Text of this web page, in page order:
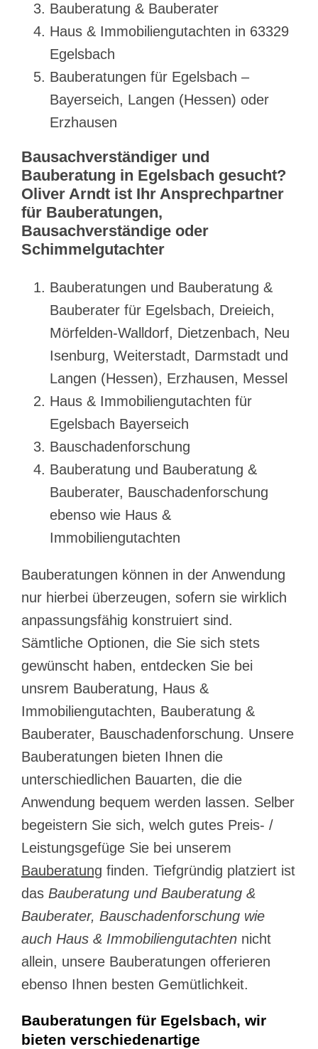
Bauberatung & Bauberater
Haus & Immobiliengutachten in 63329
Egelsbach
Bauberatungen für Egelsbach –
Bayerseich, Langen (Hessen) oder
Erzhausen
Bausachverständiger und
Bauberatung in Egelsbach gesucht?
Oliver Arndt ist Ihr Ansprechpartner
für Bauberatungen,
Bausachverständige oder
Schimmelgutachter
Bauberatungen und Bauberatung &
Bauberater für Egelsbach, Dreieich,
Mörfelden-Walldorf, Dietzenbach, Neu
Isenburg, Weiterstadt, Darmstadt und
Langen (Hessen), Erzhausen, Messel
Haus & Immobiliengutachten für
Egelsbach Bayerseich
Bauschadenforschung
Bauberatung und Bauberatung &
Bauberater, Bauschadenforschung
ebenso wie Haus &
Immobiliengutachten
Bauberatungen können in der Anwendung
nur hierbei überzeugen, sofern sie wirklich
anpassungsfähig konstruiert sind.
Sämtliche Optionen, die Sie sich stets
gewünscht haben, entdecken Sie bei
unsrem Bauberatung, Haus &
Immobiliengutachten, Bauberatung &
Bauberater, Bauschadenforschung. Unsere
Bauberatungen bieten Ihnen die
unterschiedlichen Bauarten, die die
Anwendung bequem werden lassen. Selber
begeistern Sie sich, welch gutes Preis- /
Leistungsgefüge Sie bei unserem
Bauberatung finden. Tiefgründig platziert ist
das Bauberatung und Bauberatung &
Bauberater, Bauschadenforschung wie
auch Haus & Immobiliengutachten nicht
allein, unsere Bauberatungen offerieren
ebenso Ihnen besten Gemütlichkeit.
Bauberatungen für Egelsbach, wir
bieten verschiedenartige